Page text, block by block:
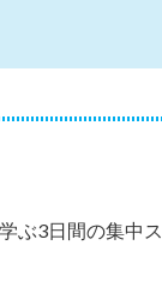
ぶ3日間の集中ス